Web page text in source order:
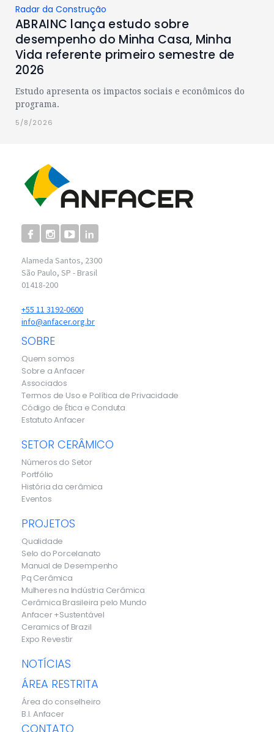
Radar da Construção
ABRAINC lança estudo sobre
desempenho do Minha Casa, Minha
Vida referente primeiro semestre de
2026
Estudo apresenta os impactos sociais e econômicos do
programa.
5/8/2026
Alameda Santos, 2300
São Paulo, SP - Brasil
01418-200
+55 11 3192-0600
info@anfacer.org.br
SOBRE
Quem somos
Sobre a Anfacer
Associados
Termos de Uso e Política de Privacidade
Código de Ética e Conduta
Estatuto Anfacer
SETOR CERÂMICO
Números do Setor
Portfólio
História da cerâmica
Eventos
PROJETOS
Qualidade
Selo do Porcelanato
Manual de Desempenho
Pq Cerâmica
Mulheres na Indústria Cerâmica
Cerâmica Brasileira pelo Mundo
Anfacer +Sustentável
Ceramics of Brazil
Expo Revestir
NOTÍCIAS
ÁREA RESTRITA
Área do conselheiro
B.I. Anfacer
CONTATO